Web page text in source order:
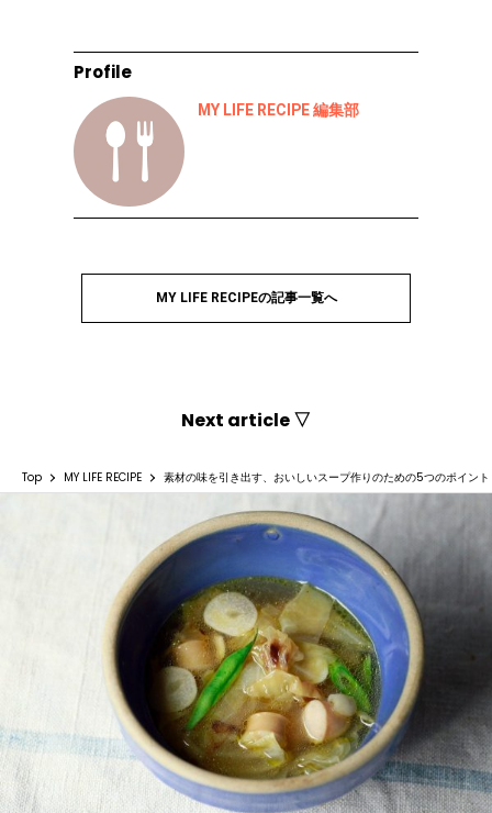
Profile
MY LIFE RECIPE 編集部
MY LIFE RECIPEの記事一覧へ
Next article ▽
Top MY LIFE RECIPE 素材の味を引き出す、おいしいスープ作りのための5つのポイント